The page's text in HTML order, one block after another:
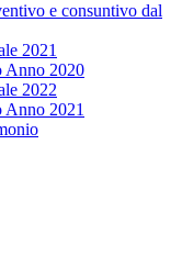
e consuntivo dal
2021
Anno 2020
2022
Anno 2021